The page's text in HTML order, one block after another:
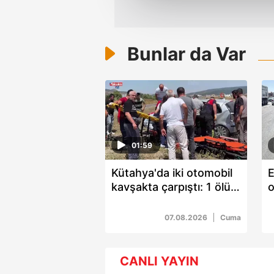
butonuna tıklayabilir,Çerez
6698 sayılı Kişisel Verilerin
mevzuata uygun olarak
Bunlar da Var
01:59
Kütahya'da iki otomobil
kavşakta çarpıştı: 1 ölü 5
07.08.2026 Cuma
CANLI YAYIN